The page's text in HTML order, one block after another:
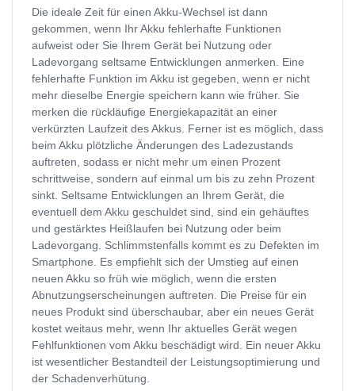
Die ideale Zeit für einen Akku-Wechsel ist dann
gekommen, wenn Ihr Akku fehlerhafte Funktionen
aufweist oder Sie Ihrem Gerät bei Nutzung oder
Ladevorgang seltsame Entwicklungen anmerken. Eine
fehlerhafte Funktion im Akku ist gegeben, wenn er nicht
mehr dieselbe Energie speichern kann wie früher. Sie
merken die rückläufige Energiekapazität an einer
verkürzten Laufzeit des Akkus. Ferner ist es möglich, dass
beim Akku plötzliche Änderungen des Ladezustands
auftreten, sodass er nicht mehr um einen Prozent
schrittweise, sondern auf einmal um bis zu zehn Prozent
sinkt. Seltsame Entwicklungen an Ihrem Gerät, die
eventuell dem Akku geschuldet sind, sind ein gehäuftes
und gestärktes Heißlaufen bei Nutzung oder beim
Ladevorgang. Schlimmstenfalls kommt es zu Defekten im
Smartphone. Es empfiehlt sich der Umstieg auf einen
neuen Akku so früh wie möglich, wenn die ersten
Abnutzungserscheinungen auftreten. Die Preise für ein
neues Produkt sind überschaubar, aber ein neues Gerät
kostet weitaus mehr, wenn Ihr aktuelles Gerät wegen
Fehlfunktionen vom Akku beschädigt wird. Ein neuer Akku
ist wesentlicher Bestandteil der Leistungsoptimierung und
der Schadenverhütung.